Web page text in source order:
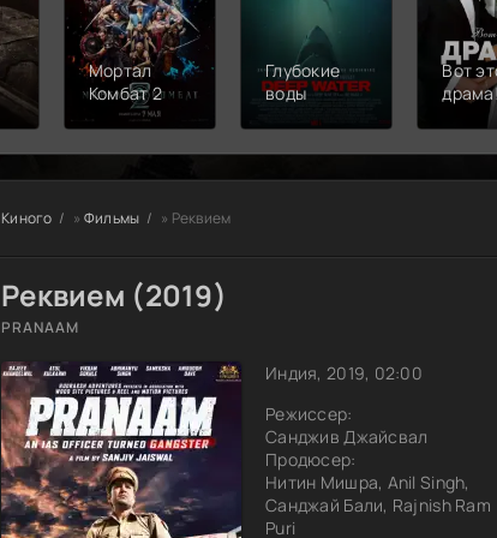
Мортал
Комбат 2
Глубокие
воды
Вот
Киного » Фильмы » Реквием
Реквием (2019)
PRANAAM
Индия, 2019, 02:00
Режиссер:
Санджив Джайсвал
Продюсер:
Нитин Мишра, Anil Singh,
Санджай Бали, Rajnish Ram
Puri